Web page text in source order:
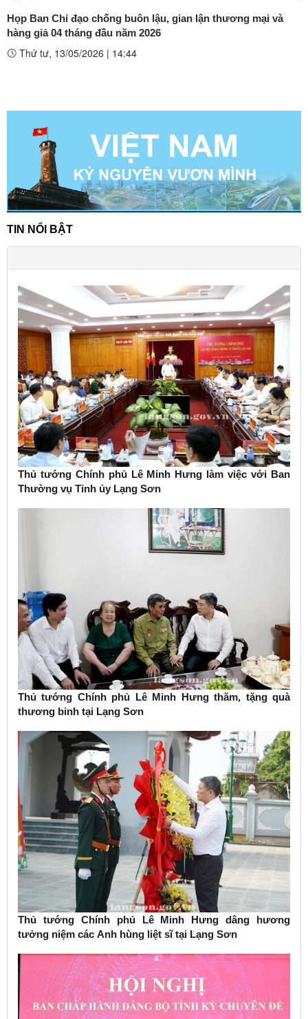
Họp Ban Chỉ đạo chống buôn lậu, gian lận thương mại và
hàng giả 04 tháng đầu năm 2026
Thứ tư, 13/05/2026 | 14:44
TIN NỔI BẬT
Thủ tướng Chính phủ Lê Minh Hưng làm việc với Ban
Thường vụ Tỉnh ủy Lạng Sơn
Thủ tướng Chính phủ Lê Minh Hưng thăm, tặng quà
thương binh tại Lạng Sơn
Thủ tướng Chính phủ Lê Minh Hưng dâng hương
tưởng niệm các Anh hùng liệt sĩ tại Lạng Sơn